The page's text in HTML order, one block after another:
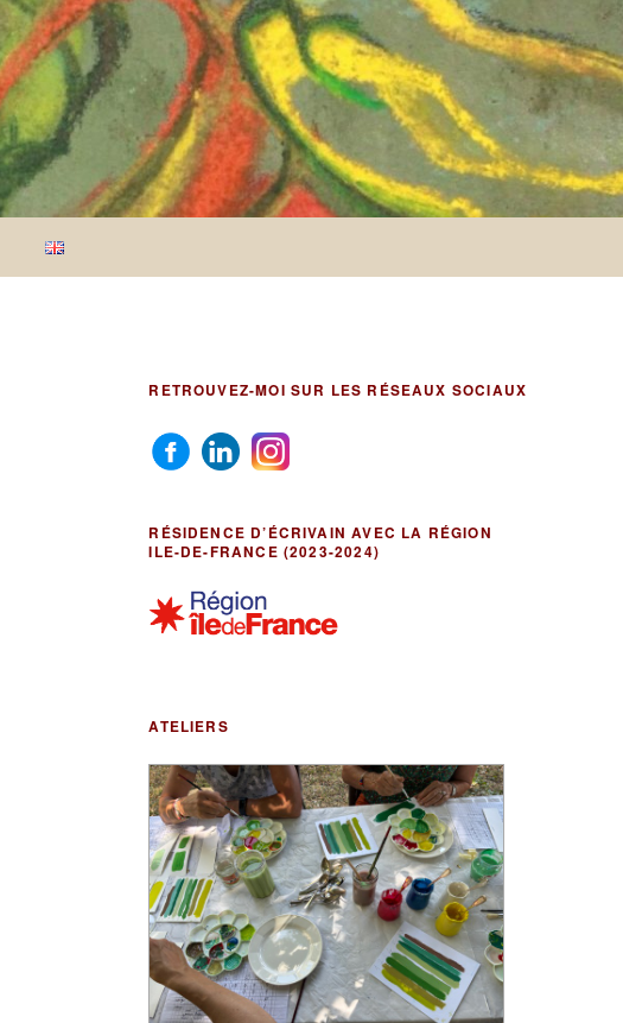
RETROUVEZ-MOI SUR LES RÉSEAUX SOCIAUX
RÉSIDENCE D’ÉCRIVAIN AVEC LA RÉGION
ILE-DE-FRANCE (2023-2024)
ATELIERS